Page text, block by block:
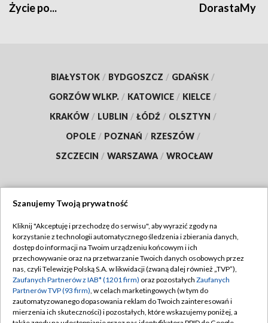
Życie po... DorastaMy
BIAŁYSTOK / BYDGOSZCZ / GDAŃSK /
GORZÓW WLKP. / KATOWICE / KIELCE /
KRAKÓW / LUBLIN / ŁÓDŹ / OLSZTYN /
OPOLE / POZNAŃ / RZESZÓW /
SZCZECIN / WARSZAWA / WROCŁAW
TVP
Abonament TVP
Emisja w TVP
Centrum informacji TVP
Naziemna Telewizja Cyfrowa
Regulamin TVP
Polityka prywatności
Moje zgody
Pomoc
Szanujemy Twoją prywatność
Kliknij "Akceptuję i przechodzę do serwisu", aby wyrazić zgody na
korzystanie z technologii automatycznego śledzenia i zbierania danych,
dostęp do informacji na Twoim urządzeniu końcowym i ich
przechowywanie oraz na przetwarzanie Twoich danych osobowych przez
nas, czyli Telewizję Polską S.A. w likwidacji (zwaną dalej również „TVP”),
Zaufanych Partnerów z IAB* (1201 firm) oraz pozostałych Zaufanych
Partnerów TVP (93 firm), w celach marketingowych (w tym do
zautomatyzowanego dopasowania reklam do Twoich zainteresowań i
mierzenia ich skuteczności) i pozostałych, które wskazujemy poniżej, a